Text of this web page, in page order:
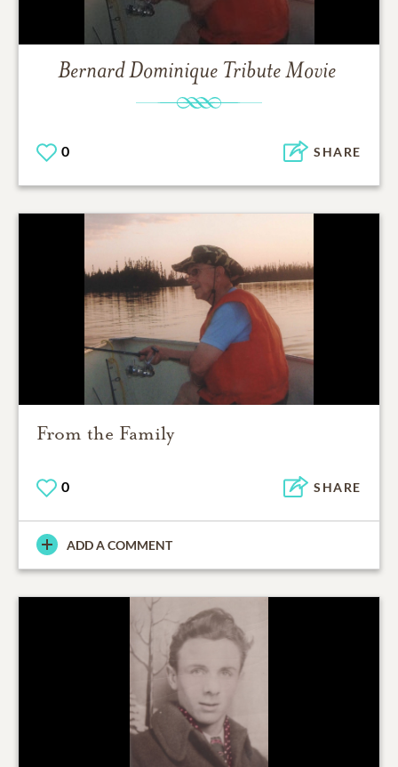
Bernard Dominique Tribute Movie
0 SHARE
From the Family
0 SHARE
ADD A COMMENT